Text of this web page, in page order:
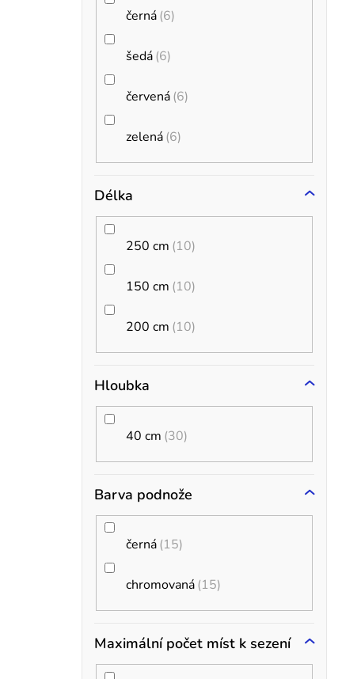
černá 6
šedá 6
červená 6
zelená 6
Délka
250 cm 10
150 cm 10
200 cm 10
Hloubka
40 cm 30
Barva podnože
černá 15
chromovaná 15
Maximální počet míst k sezení